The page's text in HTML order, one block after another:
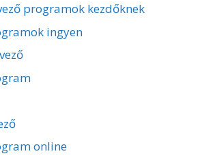
programok kezdőknek
ingyen
online